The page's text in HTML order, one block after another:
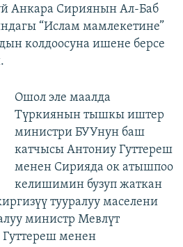
Анкара Сириянын Ал-Баб
“Ислам мамлекетине”
колдоосуна ишене берсе
Ошол эле маалда
Түркиянын тышкы иштер
министри БУУнун баш
катчысы Антониу Гуттереш
менен Сирияда ок атышпоо
келишимин бузуп жаткан
тууралуу маселени
министр Мевлүт
Гуттереш менен